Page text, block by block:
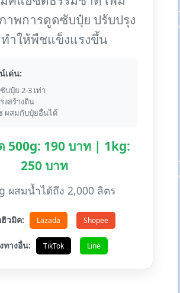
าพการดูดซับปุ๋ย ปรับปรุง
ำให้พืชแข็งแรงขึ้น
เด่น:
บปุ๋ย 2-3 เท่า
งสร้างดิน
ผสมกับปุ๋ยอื่นได้
500g: 190 บาท | 1kg:
250 บาท
ผสมน้ำได้ถึง 2,000 ลิตร
วมิค: Lazada Shopee
ทางอื่น: TikTok Line